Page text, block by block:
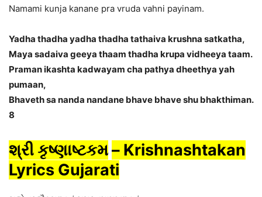
Namami kunja kanane pra vruda vahni payinam.
Yadha thadha yadha thadha tathaiva krushna satkatha,
Maya sadaiva geeya thaam thadha krupa vidheeya taam.
Praman ikashta kadwayam cha pathya dheethya yah
pumaan,
Bhaveth sa nanda nandane bhave bhave shu bhakthiman.
8
શ્રી કૃષ્ણાષ્ટકમ– Krishnashtakan
Lyrics Gujarati